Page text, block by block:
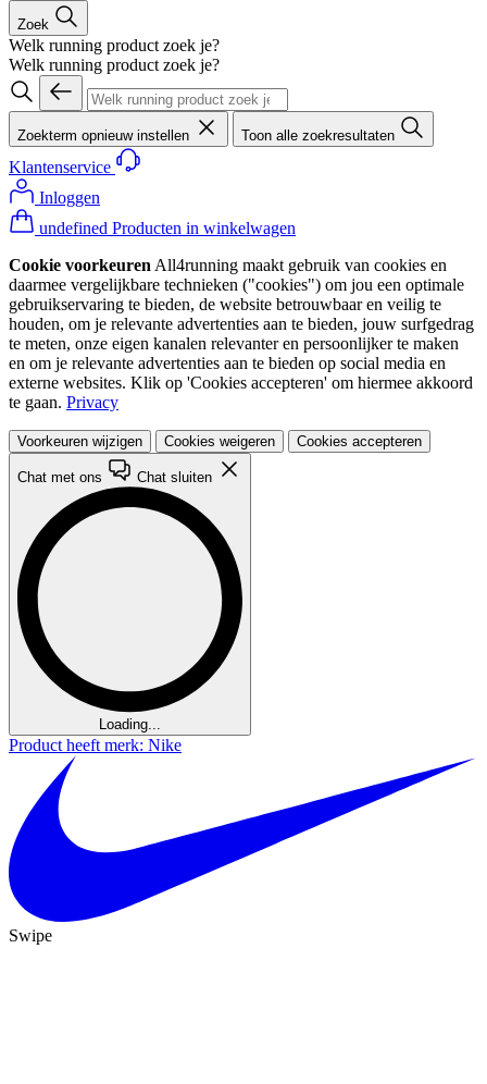
Zoek
Welk running product zoek je?
Welk running product zoek je?
Zoekterm opnieuw instellen Toon alle zoekresultaten
Klantenservice
Inloggen
undefined Producten in winkelwagen
Cookie voorkeuren All4running maakt gebruik van cookies en
daarmee vergelijkbare technieken ("cookies") om jou een optimale
gebruikservaring te bieden, de website betrouwbaar en veilig te
houden, om je relevante advertenties aan te bieden, jouw surfgedrag
te meten, onze eigen kanalen relevanter en persoonlijker te maken
en om je relevante advertenties aan te bieden op social media en
externe websites. Klik op 'Cookies accepteren' om hiermee akkoord
te gaan. Privacy
Voorkeuren wijzigen Cookies weigeren Cookies accepteren
Chat met ons Chat sluiten
Loading...
Product heeft merk: Nike
Swipe